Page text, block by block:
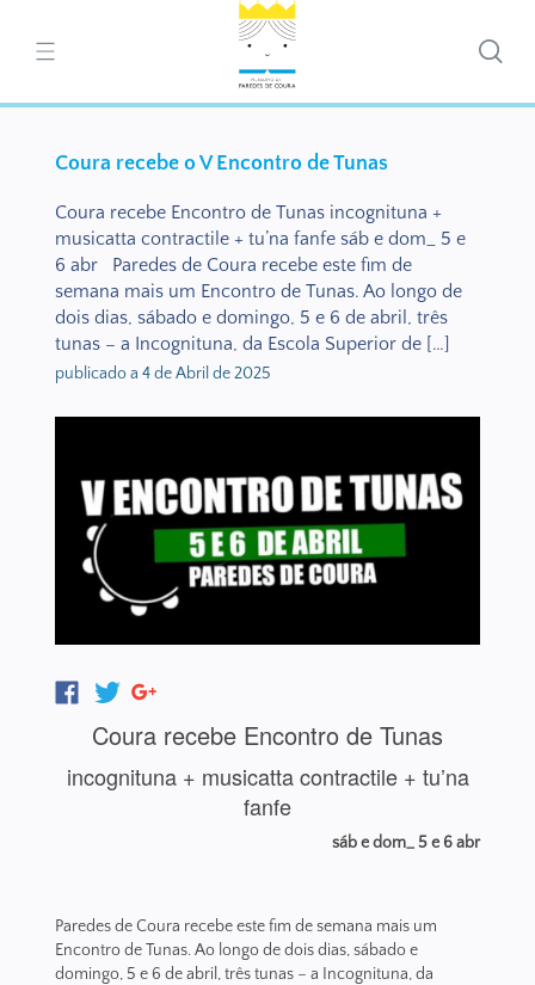
Coura recebe o V Encontro de Tunas
Coura recebe Encontro de Tunas incognituna +
musicatta contractile + tu’na fanfe sáb e dom_ 5 e
6 abr Paredes de Coura recebe este fim de
semana mais um Encontro de Tunas. Ao longo de
dois dias, sábado e domingo, 5 e 6 de abril, três
tunas – a Incognituna, da Escola Superior de […]
publicado a 4 de Abril de 2025
Coura recebe Encontro de Tunas
incognituna + musicatta contractile + tu’na
fanfe
sáb e dom_ 5 e 6 abr
Paredes de Coura recebe este fim de semana mais um
Encontro de Tunas. Ao longo de dois dias, sábado e
domingo, 5 e 6 de abril, três tunas – a Incognituna, da